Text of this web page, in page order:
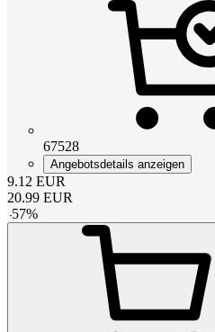
67528
Angebotsdetails anzeigen
9.12 EUR
20.99 EUR
-57%